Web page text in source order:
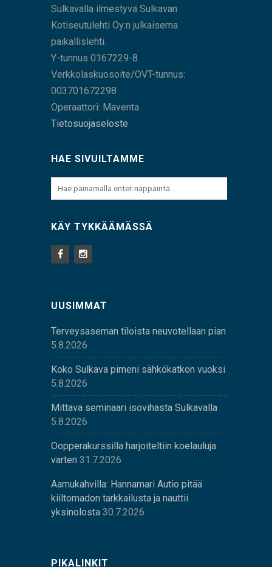
Sulkavalla ilmestyvä Sulkavan
Kotiseutulehti Oy:n julkaisema
paikallislehti.
Y-tunnus 0167229-8
Verkkolaskuosoite/OVT-tunnus:
003701672298
Operaattori: Maventa
Tietosuojaseloste
HAE SIVUILTAMME
KÄY TYKKÄÄMÄSSÄ
UUSIMMAT
Terveysaseman tiloista neuvotellaan pian
5.8.2026
Koko Sulkava pimeni sähkökatkon vuoksi
5.8.2026
Mittava seminaari isovihasta Sulkavalla
5.8.2026
Oopperakurssilla harjoiteltiin koelauluja
varten 31.7.2026
Aamukahvilla: Hannamari Autio pitää
kiiltomadon tarkkailusta ja nauttii
yksinolosta 30.7.2026
PIKALINKIT